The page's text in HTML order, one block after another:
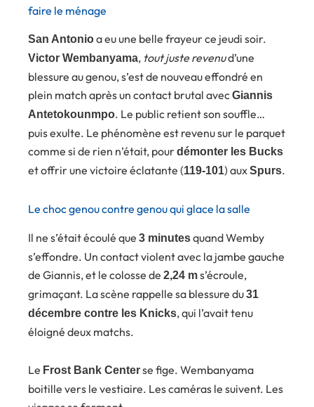
faire le ménage
San Antonioa eu une belle frayeur ce jeudi soir.
Victor Wembanyama, tout juste revenud’une
blessure au genou, s’est de nouveau effondré en
plein match après un contact brutal avecGiannis
Antetokounmpo. Le public retient son souffle…
puis exulte. Le phénomène est revenu sur le parquet
comme si de rien n’était, pourdémonter les Bucks
et offrir une victoire éclatante (119-101) auxSpurs.
Le choc genou contre genou qui glace la salle
Il ne s’était écoulé que 3 minutesquand Wemby
s’effondre. Un contact violent avec la jambe gauche
de Giannis, et le colosse de 2,24 ms’écroule,
grimaçant. La scène rappelle sa blessure du31
décembre contre les Knicks, qui l’avait tenu
éloigné deux matchs.
Le Frost Bank Centerse fige. Wembanyama
boitille vers le vestiaire. Les caméras le suivent. Les